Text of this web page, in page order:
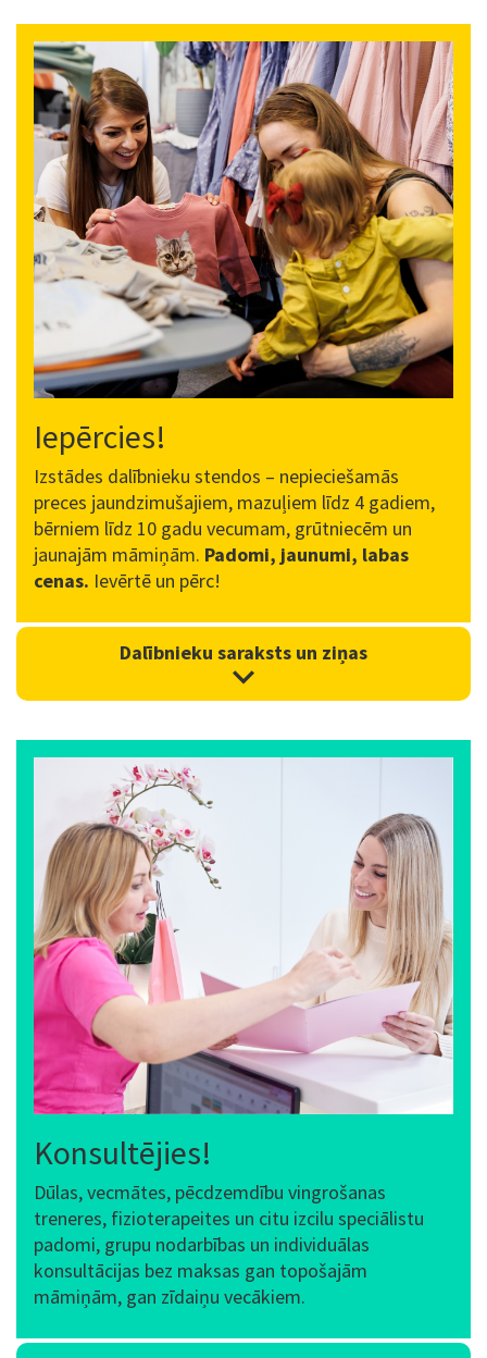
Iepērcies!
Izstādes dalībnieku stendos – nepieciešamās
preces jaundzimušajiem, mazuļiem līdz 4 gadiem,
bērniem līdz 10 gadu vecumam, grūtniecēm un
jaunajām māmiņām. Padomi, jaunumi, labas
cenas. Ievērtē un pērc!
Dalībnieku saraksts un ziņas
Konsultējies!
Dūlas, vecmātes, pēcdzemdību vingrošanas
treneres, fizioterapeites un citu izcilu speciālistu
padomi, grupu nodarbības un individuālas
konsultācijas bez maksas gan topošajām
māmiņām, gan zīdaiņu vecākiem.